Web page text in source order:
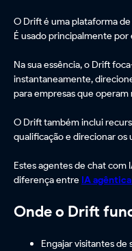
O Drift é uma plataforma
É usado principalmente
Na sua essência, o Drift
instantaneamente,
para empresas que
O Drift também inclui
qualificação e direcionar os
Estes agentes de chat com
diferença entre IA
Onde o Drift
Engajar visitantes